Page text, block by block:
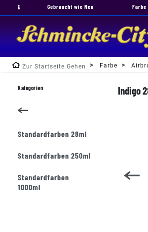
Gebraucht wie Neu Farbe
Zur Startseite Gehen Farbe
Indigo
Kategorien
Standardfarben 28ml
Standardfarben 250ml
Standardfarben
1000ml